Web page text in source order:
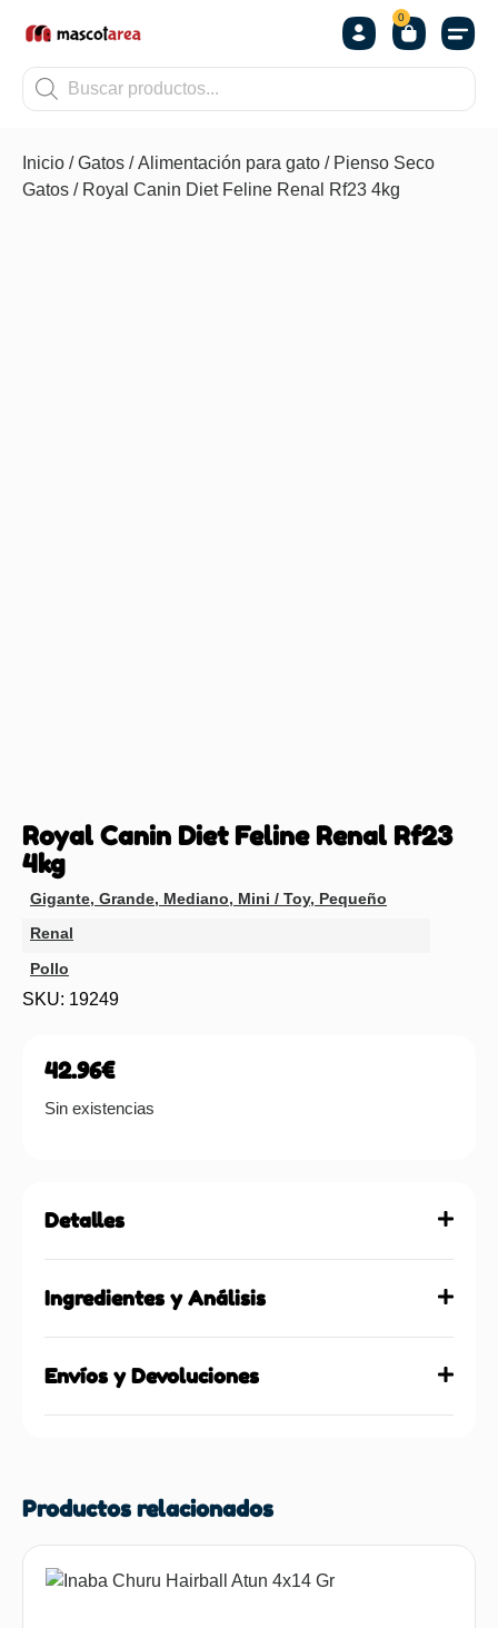
0
Inicio /Gatos /Alimentación para gato / Pienso Seco
Gatos / Royal Canin Diet Feline Renal Rf23 4kg
Royal Canin Diet Feline Renal Rf23
4kg
Gigante, Grande, Mediano, Mini / Toy, Pequeño
Renal
Pollo
SKU: 19249
42.96€
Sin existencias
Detalles
Ingredientes y Análisis
Envíos y Devoluciones
Productos relacionados